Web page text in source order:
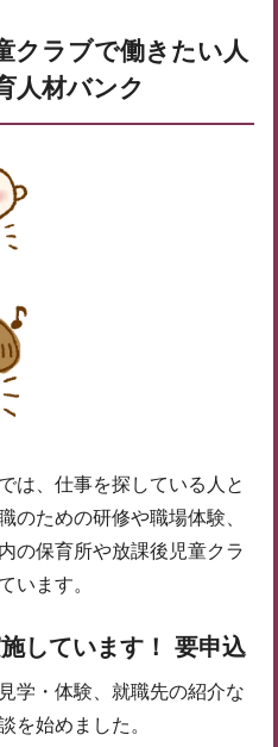
クラブで働きたい人
人材バンク
は、仕事を探している人と
のための研修や職場体験、
の保育所や放課後児童クラ
います。
しています！ 要申込
学・体験、就職先の紹介な
を始めました。